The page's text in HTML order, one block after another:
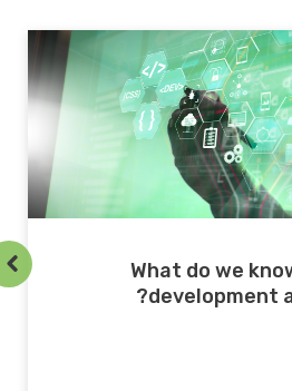
What do we
development